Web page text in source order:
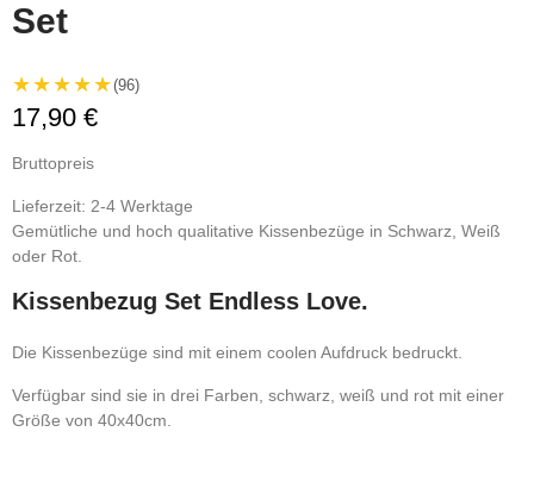
Set
★★★★★(96)
17,90 €
Bruttopreis
Lieferzeit: 2-4 Werktage
Gemütliche und hoch qualitative Kissenbezüge in Schwarz, Weiß
oder Rot.
Kissenbezug Set Endless Love.
Die Kissenbezüge sind mit einem coolen Aufdruck bedruckt.
Verfügbar sind sie in drei Farben, schwarz, weiß und rot mit einer
Größe von 40x40cm.